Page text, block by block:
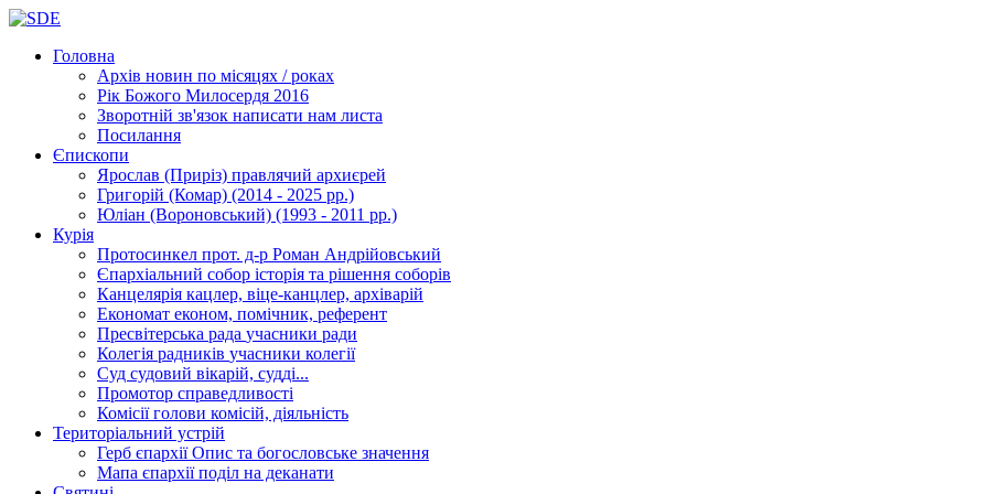
Головна
Архів новин по місяцях / роках
Рік Божого Милосердя 2016
Зворотній зв'язок написати нам листа
Посилання
Єпископи
Ярослав (Приріз) правлячий архиєрей
Григорій (Комар) (2014 - 2025 рр.)
Юліан (Вороновський) (1993 - 2011 рр.)
Курія
Протосинкел прот. д-р Роман Андрійовський
Єпархіальний собор історія та рішення соборів
Канцелярія кацлер, віце-канцлер, архіварій
Економат економ, помічник, референт
Пресвітерська рада учасники ради
Колегія радників учасники колегії
Суд судовий вікарій, судді...
Промотор справедливості
Комісіїголови комісій, діяльність
Територіальний устрій
Герб єпархіїОпис та богословське значення
Мапа єпархіїподіл на деканати